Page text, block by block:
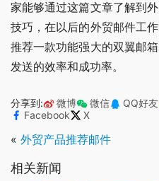
家能够通过这篇文章了解到
技巧，在以后的外贸邮件工
推荐一款功能强大的双翼邮
发送的效率和成功率。
分享到: 微博 微信 QQ好友
Facebook
X
« 外贸产品推荐邮件
相关新闻